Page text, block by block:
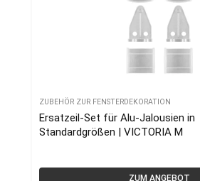
ZUBEHÖR ZUR FENSTERDEKORATION
Ersatzeil-Set für Alu-Jalousien in
Standardgrößen | VICTORIA M
ZUM ANGEBOT